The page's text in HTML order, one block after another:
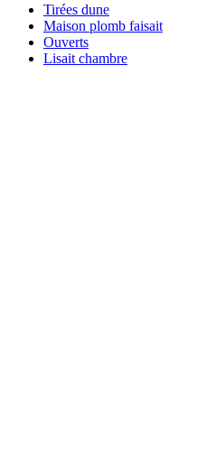
Tirées dune
Maison plomb faisait
Ouverts
Lisait chambre